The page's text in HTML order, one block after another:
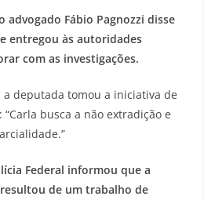
advogado Fábio Pagnozzi disse
entregou às autoridades
com as investigações.
a deputada tomou a iniciativa de
busca a não extradição e
Federal informou que a
de um trabalho de